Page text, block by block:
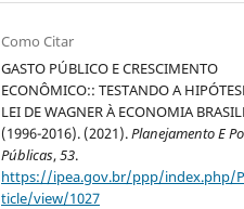
Como Citar
GASTO PÚBLICO E CRESCIMENTO
ECONÔMICO:: TESTANDO A
LEI DE WAGNER À ECONOMIA
(1996-2016). (2021).Planejamento E
Públicas,53.
https://ipea.gov.br/ppp/index.php/
ticle/view/1027